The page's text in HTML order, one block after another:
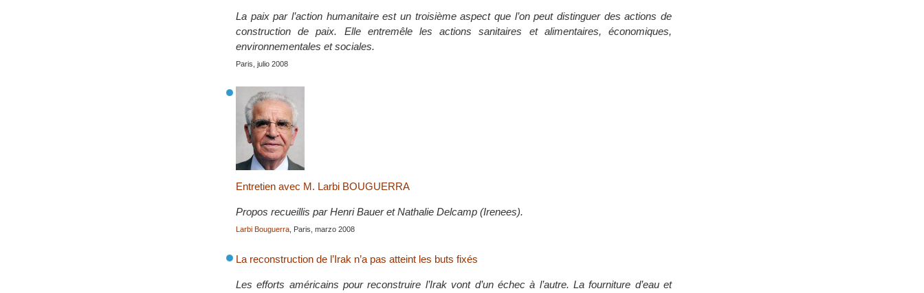
La paix par l’action humanitaire est un troisième aspect que l’on peut distinguer des actions de
construction de paix. Elle entremêle les actions sanitaires et alimentaires, économiques,
environnementales et sociales.
Paris, julio 2008
Entretien avec M. Larbi BOUGUERRA
Propos recueillis par Henri Bauer et Nathalie Delcamp (Irenees).
Larbi Bouguerra , Paris, marzo 2008
La reconstruction de l’Irak n’a pas atteint les buts fixés
Les efforts américains pour reconstruire l’Irak vont d’un échec à l’autre. La fourniture d’eau et